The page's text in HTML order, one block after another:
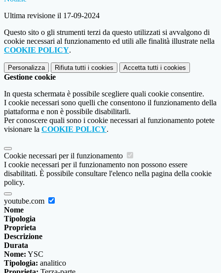
Ultima revisione il 17-09-2024
Questo sito o gli strumenti terzi da questo utilizzati si avvalgono di
cookie necessari al funzionamento ed utili alle finalità illustrate nella
COOKIE POLICY.
Personalizza Rifiuta tutti i cookies Accetta tutti i cookies
Gestione cookie
In questa schermata è possibile scegliere quali cookie consentire.
I cookie necessari sono quelli che consentono il funzionamento della
piattaforma e non è possibile disabilitarli.
Per conoscere quali sono i cookie necessari al funzionamento potete
visionare la COOKIE POLICY.
Cookie necessari per il funzionamento
I cookie necessari per il funzionamento non possono essere
disabilitati. È possibile consultare l'elenco nella pagina della cookie
policy.
youtube.com
Nome
Tipologia
Proprieta
Descrizione
Durata
Nome: YSC
Tipologia: analitico